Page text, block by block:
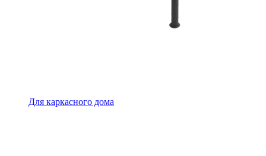
Для каркасного дома